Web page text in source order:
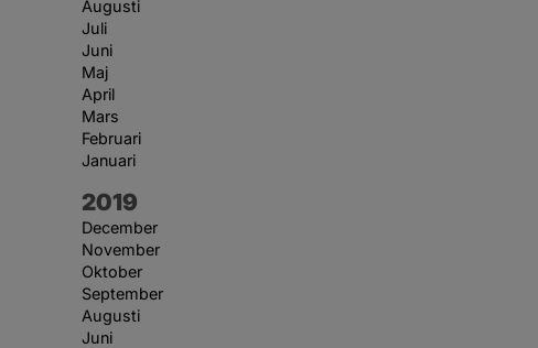
Augusti
Juli
Juni
Maj
April
Mars
Februari
Januari
År:
2019
December
November
Oktober
September
Augusti
Juni